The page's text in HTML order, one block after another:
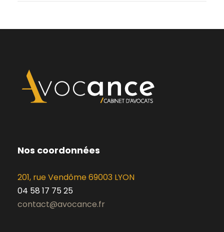
Nos coordonnées
201, rue Vendôme 69003 LYON
04 58 17 75 25
contact@avocance.fr